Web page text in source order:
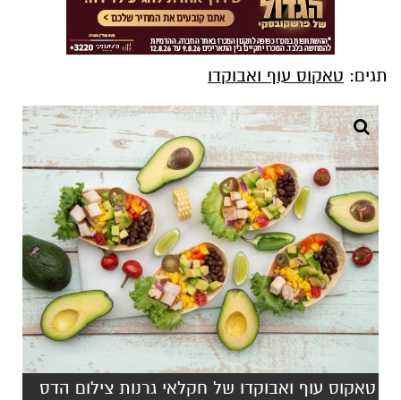
תגים: טאקוס עוף ואבוקדו
טאקוס עוף ואבוקדו של חקלאי גרנות צילום הדס